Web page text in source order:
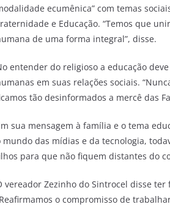
ecumênica” com temas
e Educação. “Temos que
de uma forma integral”, disse.
entender do religioso a educação
em suas relações sociais.
tão desinformados a mercê das
sua mensagem à família e o tema
mundo das mídias e da tecnologia,
para que não fiquem distantes do
vereador Zezinho do Sintrocel disse
o compromisso de